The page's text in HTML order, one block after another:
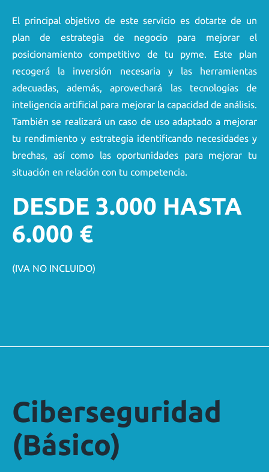
El principal objetivo de este servicio es dotarte de un
plan de estrategia de negocio para mejorar el
posicionamiento competitivo de tu pyme. Este plan
recogerá la inversión necesaria y las herramientas
adecuadas, además, aprovechará las tecnologías de
inteligencia artificial para mejorar la capacidad de análisis.
También se realizará un caso de uso adaptado a mejorar
tu rendimiento y estrategia identificando necesidades y
brechas, así como las oportunidades para mejorar tu
situación en relación con tu competencia.
DESDE 3.000 HASTA
6.000 €
(IVA NO INCLUIDO)
Ciberseguridad
(Básico)